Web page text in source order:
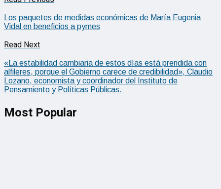
Los paquetes de medidas económicas de María Eugenia
Vidal en beneficios a pymes
Read Next
«La estabilidad cambiaria de estos días está prendida con
alfileres, porque el Gobierno carece de credibilidad», Claudio
Lozano, economista y coordinador del Instituto de
Pensamiento y Políticas Públicas.
Most Popular